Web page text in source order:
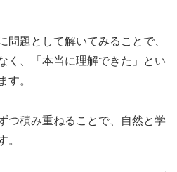
問題として解いてみることで、
く、「本当に理解できた」とい
す。
つ積み重ねることで、自然と学
。